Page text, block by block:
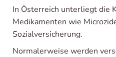
In Österreich unterliegt die
Medikamenten wie
Sozialversicherung.
Normalerweise werden